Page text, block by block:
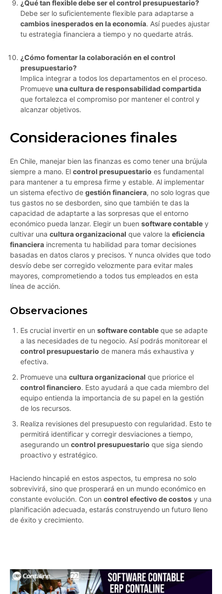
¿Qué tan flexible debe ser el control presupuestario?
Debe ser lo suficientemente flexible para adaptarse a
cambios inesperados en la economía. Así puedes ajustar
tu estrategia financiera a tiempo y no quedarte atrás.
¿Cómo fomentar la colaboración en el control
presupuestario?
Implica integrar a todos los departamentos en el proceso.
Promueve una cultura de responsabilidad compartida
que fortalezca el compromiso por mantener el control y
alcanzar objetivos.
Consideraciones finales
En Chile, manejar bien las finanzas es como tener una brújula
siempre a mano. El control presupuestario es fundamental
para mantener a tu empresa firme y estable. Al implementar
un sistema efectivo de gestión financiera, no solo logras que
tus gastos no se desborden, sino que también te das la
capacidad de adaptarte a las sorpresas que el entorno
económico pueda lanzar. Elegir un buen software contable y
cultivar una cultura organizacional que valore la eficiencia
financiera incrementa tu habilidad para tomar decisiones
basadas en datos claros y precisos. Y nunca olvides que todo
desvío debe ser corregido velozmente para evitar males
mayores, comprometiendo a todos tus empleados en esta
línea de acción.
Observaciones
Es crucial invertir en un software contable que se adapte
a las necesidades de tu negocio. Así podrás monitorear el
control presupuestario de manera más exhaustiva y
efectiva.
Promueve una cultura organizacional que priorice el
control financiero. Esto ayudará a que cada miembro del
equipo entienda la importancia de su papel en la gestión
de los recursos.
Realiza revisiones del presupuesto con regularidad. Esto te
permitirá identificar y corregir desviaciones a tiempo,
asegurando un control presupuestario que siga siendo
proactivo y estratégico.
Haciendo hincapié en estos aspectos, tu empresa no solo
sobrevivirá, sino que prosperará en un mundo económico en
constante evolución. Con un control efectivo de costos y una
planificación adecuada, estarás construyendo un futuro lleno
de éxito y crecimiento.